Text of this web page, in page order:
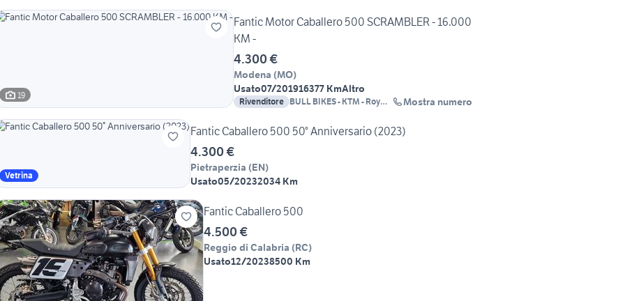
19
Fantic Motor Caballero 500 SCRAMBLER - 16.000
KM -
4.300 €
Modena (MO)
Usato07/201916377 KmAltro
Rivenditore BULL BIKES - KTM - Royal
Mostra numero
Vetrina
Fantic Caballero 500 50° Anniversario (2023)
4.300 €
Pietraperzia (EN)
Usato05/20232034 Km
Fantic Caballero 500
4.500 €
Reggio di Calabria (RC)
Usato12/20238500 Km